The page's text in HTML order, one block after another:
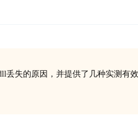
失的原因，并提供了几种实测有